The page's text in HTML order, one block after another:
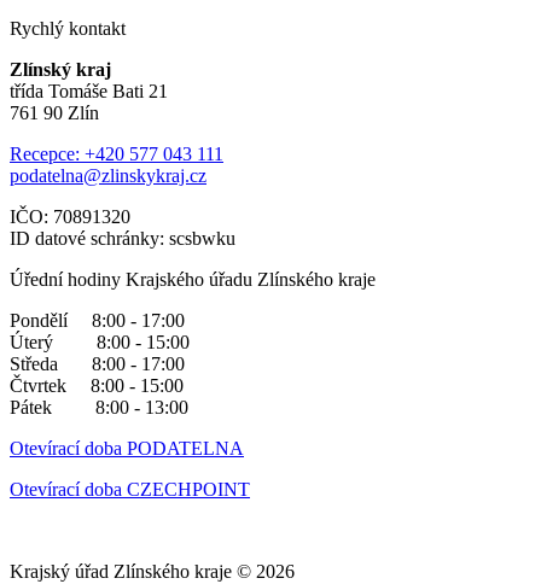
Rychlý kontakt
Zlínský kraj
třída Tomáše Bati 21
761 90 Zlín
Recepce: +420 577 043 111
podatelna@zlinskykraj.cz
IČO: 70891320
ID datové schránky: scsbwku
Úřední hodiny Krajského úřadu Zlínského kraje
Pondělí 8:00 - 17:00
Úterý 8:00 - 15:00
Středa 8:00 - 17:00
Čtvrtek 8:00 - 15:00
Pátek 8:00 - 13:00
Otevírací doba PODATELNA
Otevírací doba CZECHPOINT
Krajský úřad Zlínského kraje © 2026